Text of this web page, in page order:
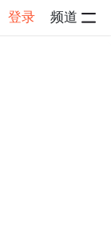
登录 频道